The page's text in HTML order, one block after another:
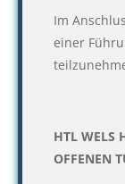
Im
einer
HTL WELS
OFFENEN